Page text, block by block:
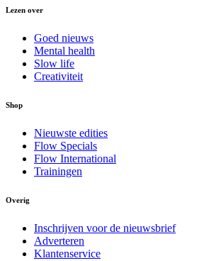
Lezen over
Goed nieuws
Mental health
Slow life
Creativiteit
Shop
Nieuwste edities
Flow Specials
Flow International
Trainingen
Overig
Inschrijven voor de nieuwsbrief
Adverteren
Klantenservice